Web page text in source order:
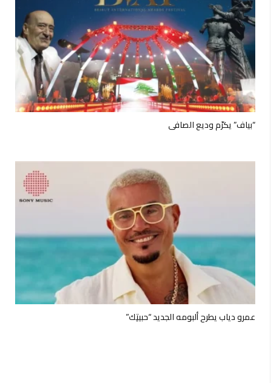
“بياف” يكرّم وديع الصافي
عمرو دياب يطرح ألبومه الجديد “حبيتِك”